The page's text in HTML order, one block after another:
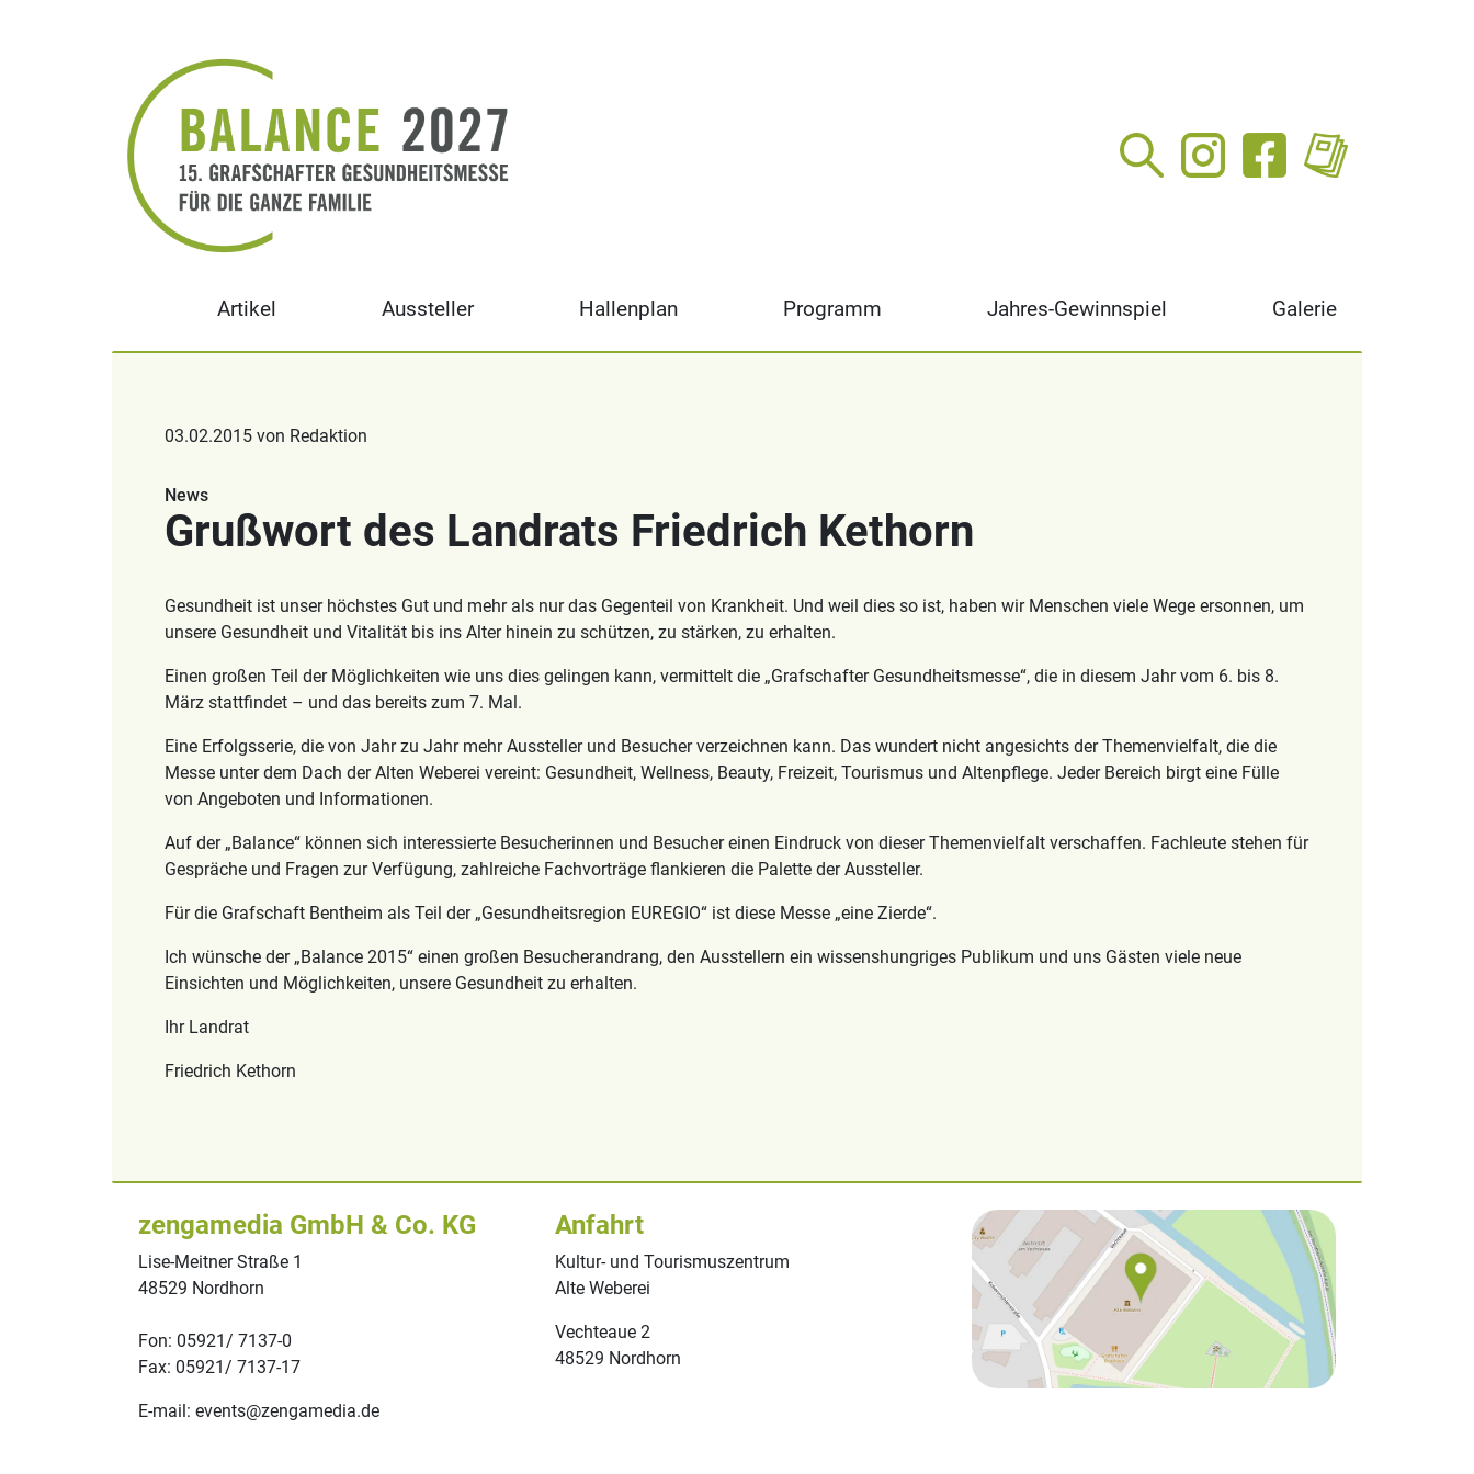
Artikel Aussteller Hallenplan Programm Jahres-Gewinnspiel Galerie
03.02.2015 von Redaktion
News
Grußwort des Landrats Friedrich Kethorn
Gesundheit ist unser höchstes Gut und mehr als nur das Gegenteil von Krankheit. Und weil dies so ist, haben wir Menschen viele Wege ersonnen, um
unsere Gesundheit und Vitalität bis ins Alter hinein zu schützen, zu stärken, zu erhalten.
Einen großen Teil der Möglichkeiten wie uns dies gelingen kann, vermittelt die „Grafschafter Gesundheitsmesse“, die in diesem Jahr vom 6. bis 8.
März stattfindet – und das bereits zum 7. Mal.
Eine Erfolgsserie, die von Jahr zu Jahr mehr Aussteller und Besucher verzeichnen kann. Das wundert nicht angesichts der Themenvielfalt, die die
Messe unter dem Dach der Alten Weberei vereint: Gesundheit, Wellness, Beauty, Freizeit, Tourismus und Altenpflege. Jeder Bereich birgt eine Fülle
von Angeboten und Informationen.
Auf der „Balance“ können sich interessierte Besucherinnen und Besucher einen Eindruck von dieser Themenvielfalt verschaffen. Fachleute stehen für
Gespräche und Fragen zur Verfügung, zahlreiche Fachvorträge flankieren die Palette der Aussteller.
Für die Grafschaft Bentheim als Teil der „Gesundheitsregion EUREGIO“ ist diese Messe „eine Zierde“.
Ich wünsche der „Balance 2015“ einen großen Besucherandrang, den Ausstellern ein wissenshungriges Publikum und uns Gästen viele neue
Einsichten und Möglichkeiten, unsere Gesundheit zu erhalten.
Ihr Landrat
Friedrich Kethorn
zengamedia GmbH & Co. KG
Lise-Meitner Straße 1
48529 Nordhorn
Fon: 05921/ 7137-0
Fax: 05921/ 7137-17
E-mail: events@zengamedia.de
Anfahrt
Kultur- und Tourismuszentrum
Alte Weberei
Vechteaue 2
48529 Nordhorn